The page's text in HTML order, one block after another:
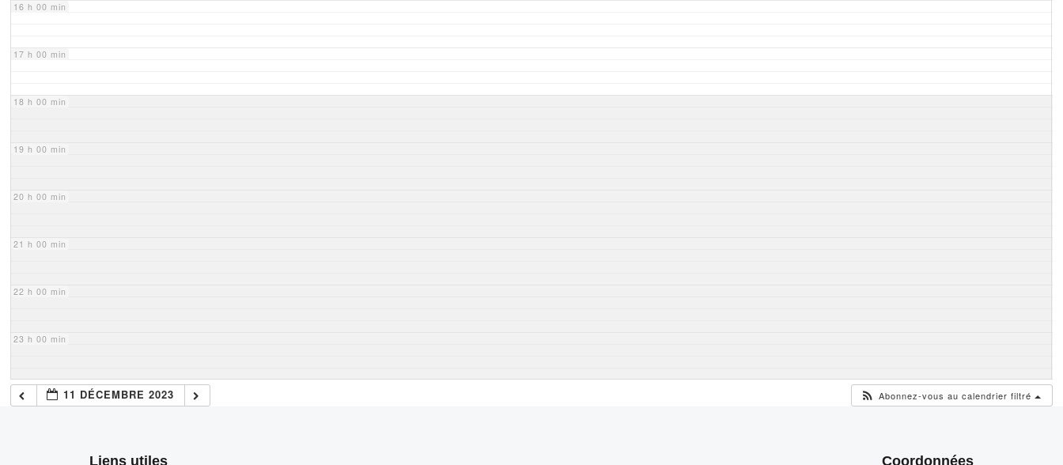
16 h 00 min
17 h 00 min
18 h 00 min
19 h 00 min
20 h 00 min
21 h 00 min
22 h 00 min
23 h 00 min
11 DÉCEMBRE 2023 Abonnez-vous au calendrier filtré
Liens utiles Coordonnées